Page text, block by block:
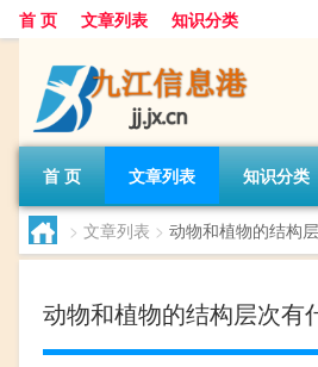
首 页 文章列表 知识分类
首 页 文章列表 知识分类
> 文章列表 > 动物和植物的结构
动物和植物的结构层次有